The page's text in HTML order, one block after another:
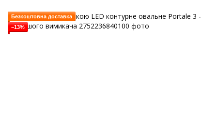
Безкоштовна доставка
−13%